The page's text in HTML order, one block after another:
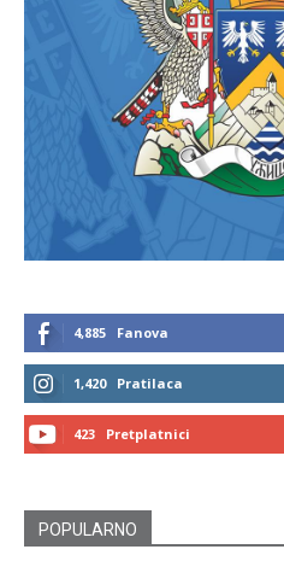
4,885 Fanova
1,420 Pratilaca
423 Pretplatnici
POPULARNO